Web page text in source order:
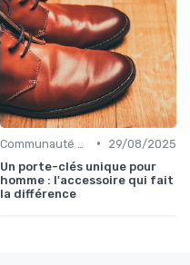
•
29/08/2025
Un porte-clés unique pour
homme : l'accessoire qui fait
la différence